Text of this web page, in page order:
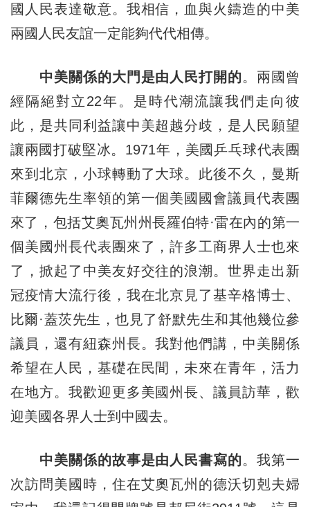
國人民表達敬意。我相信，血與火鑄造的中美
兩國人民友誼一定能夠代代相傳。
中美關係的大門是由人民打開的。兩國曾
經隔絕對立22年。是時代潮流讓我們走向彼
此，是共同利益讓中美超越分歧，是人民願望
讓兩國打破堅冰。1971年，美國乒乓球代表團
來到北京，小球轉動了大球。此後不久，曼斯
菲爾德先生率領的第一個美國國會議員代表團
來了，包括艾奧瓦州州長羅伯特·雷在內的第一
個美國州長代表團來了，許多工商界人士也來
了，掀起了中美友好交往的浪潮。世界走出新
冠疫情大流行後，我在北京見了基辛格博士、
比爾·蓋茨先生，也見了舒默先生和其他幾位參
議員，還有紐森州長。我對他們講，中美關係
希望在人民，基礎在民間，未來在青年，活力
在地方。我歡迎更多美國州長、議員訪華，歡
迎美國各界人士到中國去。
中美關係的故事是由人民書寫的。我第一
次訪問美國時，住在艾奧瓦州的德沃切剋夫婦